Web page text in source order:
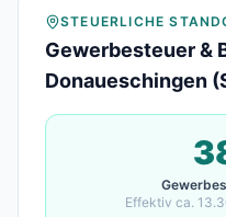
STEUERLICHE
Gewerbesteuer &
Donaueschingen
Effektiv ca.